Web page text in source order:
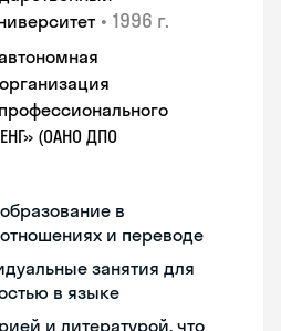
• 1996 г.
(ОАНО ДПО
в
и переводе
занятия для
в языке
и литературой, что